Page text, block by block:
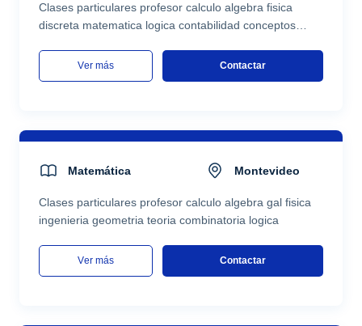
Clases particulares profesor calculo algebra fisica
discreta matematica logica contabilidad conceptos
ver más Contactar
Matemática Montevideo
Clases particulares profesor calculo algebra gal fisica
ingenieria geometria teoria combinatoria logica
ver más Contactar